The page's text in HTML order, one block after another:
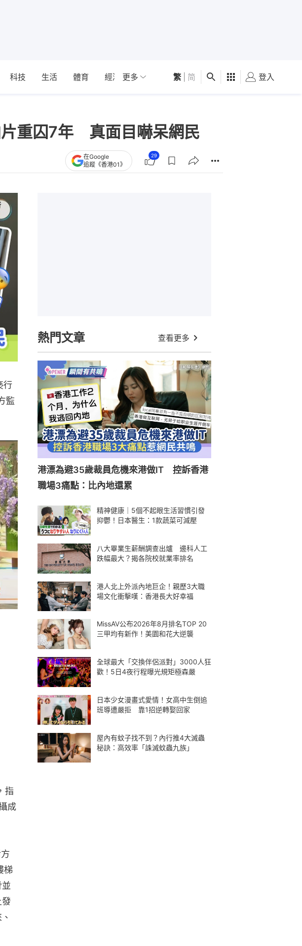
科技 生活 體育 經濟 01深圳 觀點 健康 好食玩飛
更多 繁 简 登入
重囚7年 真面目嚇呆網民
在Google
追蹤《香港01》
29
行
監
指
成
梯
發
熱門文章 查看更多
港漂為避35歲裁員危機來港做IT 控訴香港
職場3痛點：比內地還累
精神健康｜5個不起眼生活習慣引發
抑鬱！日本醫生：1款蔬菜可減壓
八大畢業生薪酬調查出爐 邊科人工
跌幅最大？揭各院校就業率排名
港人北上外派內地巨企！親歷3大職
場文化衝擊嘆：香港長大好幸福
MissAV公布2026年8月排名TOP 20
三甲均有新作！美園和花大逆襲
全球最大「交換伴侶派對」3000人狂
歡！5日4夜行程曝光規矩極森嚴
日本少女漫畫式愛情！女高中生倒追
班導遭嚴拒 靠1招逆轉娶回家
屋內有蚊子找不到？內行推4大滅蟲
秘訣：高效率「誅滅蚊蟲九族」